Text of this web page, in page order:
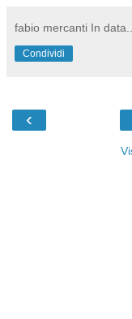
fabio mercanti In data...
Condividi
‹